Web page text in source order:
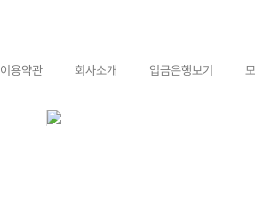
이용약관 회사소개 입금은행보기